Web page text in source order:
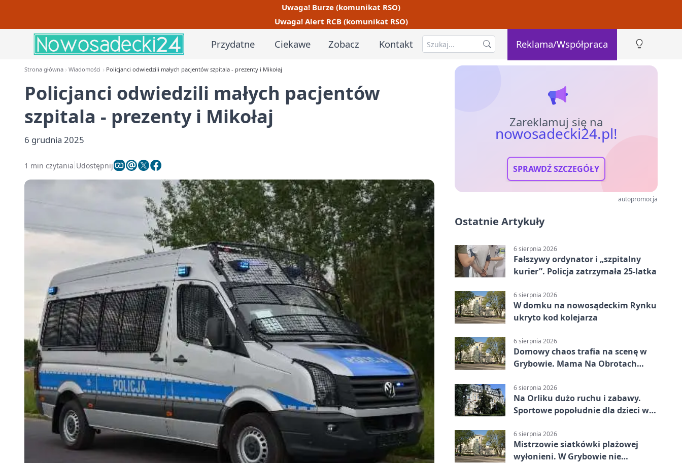
Uwaga! Burze (komunikat RSO)
Uwaga! Alert RCB (komunikat RSO)
Przydatne Ciekawe Zobacz Kontakt Reklama/Współpraca
Strona główna Wiadomości Policjanci odwiedzili małych pacjentów szpitala - prezenty i Mikołaj
Policjanci odwiedzili małych pacjentów
szpitala - prezenty i Mikołaj
6 grudnia 2025
1 min czytania Udostępnij
Zareklamuj się na
nowosadecki24.pl!
SPRAWDŹ SZCZEGÓŁY
autopromocja
Ostatnie Artykuły
6 sierpnia 2026
Fałszywy ordynator i „szpitalny
kurier”. Policja zatrzymała 25-latka
6 sierpnia 2026
W domku na nowosądeckim Rynku
ukryto kod kolejarza
6 sierpnia 2026
Domowy chaos trafia na scenę w
Grybowie. Mama Na Obrotach
6 sierpnia 2026
Na Orliku dużo ruchu i zabawy.
Sportowe popołudnie dla dzieci w
6 sierpnia 2026
Mistrzowie siatkówki plażowej
wyłonieni. W Grybowie nie